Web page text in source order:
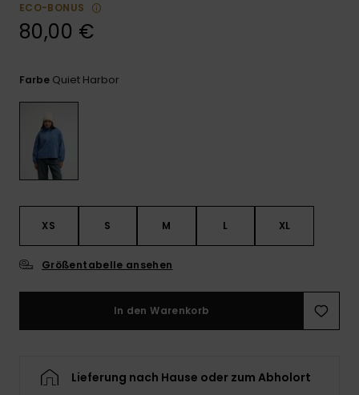
ECO-BONUS
80,00 €
Farbe Quiet Harbor
XS S M L XL
Größentabelle ansehen
In den Warenkorb
Lieferung nach Hause oder zum Abholort